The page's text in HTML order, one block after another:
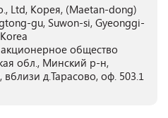
Ltd, Корея, (Maetan-dong)
gu, Suwon-si, Gyeonggi-
общество
обл., Минский р-н,
д.Тарасово, оф. 503.1